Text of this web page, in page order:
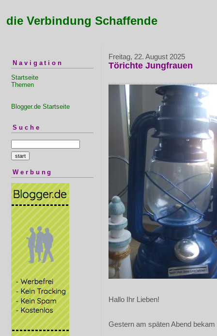
die Verbindung Schaffende
Navigation
Startseite
Themen
Blogger.de Startseite
Suche
Werbung
Freitag, 22. August 2025
Törichte Jungfrauen
Hallo Ihr Lieben!
Gestern am späten Abend